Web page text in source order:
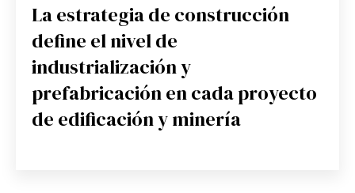
La estrategia de construcción
define el nivel de
industrialización y
prefabricación en cada proyecto
de edificación y minería